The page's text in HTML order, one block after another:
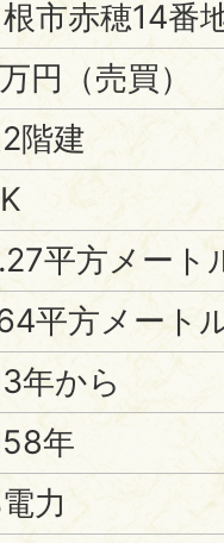
市赤穂14番
円（売買）
階建
平方メート
平方メート
年から
年
力